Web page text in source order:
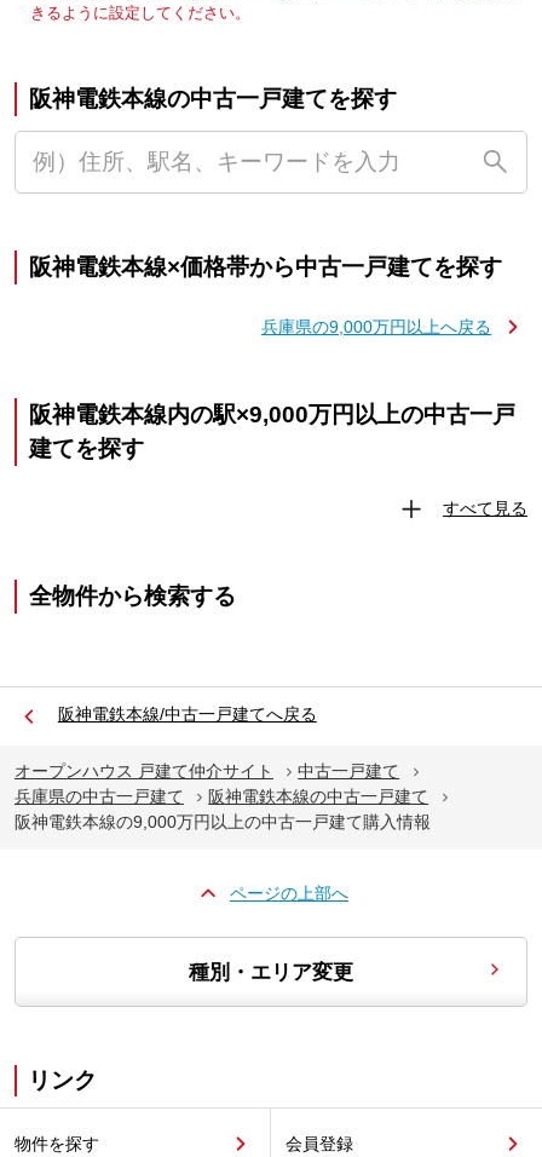
きるように設定してください。
阪神電鉄本線の中古一戸建てを探す
阪神電鉄本線×価格帯から中古一戸建てを探す
兵庫県の9,000万円以上へ戻る
阪神電鉄本線内の駅×9,000万円以上の中古一戸
建てを探す
すべて見る
全物件から検索する
阪神電鉄本線/中古一戸建てへ戻る
オープンハウス 戸建て仲介サイト
中古一戸建て
兵庫県の中古一戸建て
阪神電鉄本線の中古一戸建て
阪神電鉄本線の9,000万円以上の中古一戸建て購入情報
ページの上部へ
種別・エリア変更
リンク
物件を探す 会員登録